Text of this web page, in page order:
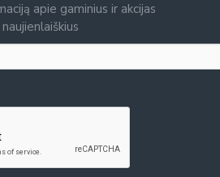
apie gaminius ir akcijas